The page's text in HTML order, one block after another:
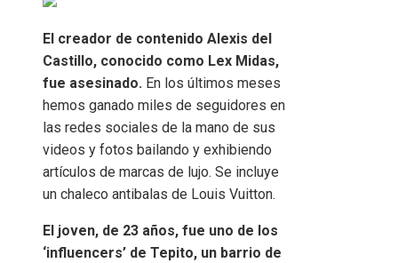
El creador de contenido Alexis del
Castillo, conocido como Lex Midas,
fue asesinado. En los últimos meses
hemos ganado miles de seguidores en
las redes sociales de la mano de sus
videos y fotos bailando y exhibiendo
artículos de marcas de lujo. Se incluye
un chaleco antibalas de Louis Vuitton.
El joven, de 23 años, fue uno de los
‘influencers’ de Tepito, un barrio de